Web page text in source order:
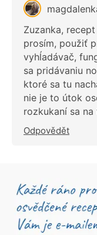
Zuzanka,
prosím, použiť
vyhĺadávač,
sa pridávaniu
ktoré sa tu
nie je to útok
rozkukaní sa
Odpovědět